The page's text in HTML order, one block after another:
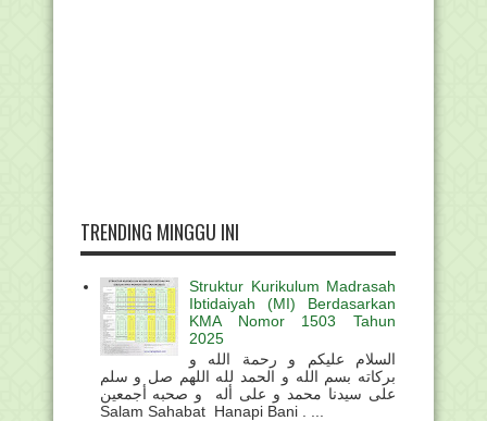
TRENDING MINGGU INI
Struktur Kurikulum Madrasah
Ibtidaiyah (MI) Berdasarkan
KMA Nomor 1503 Tahun
2025
السلام عليكم و رحمة الله و
بركاته بسم الله و الحمد لله اللهم صل و سلم
على سيدنا محمد و على أله و صحبه أجمعين
Salam Sahabat Hanapi Bani . ...